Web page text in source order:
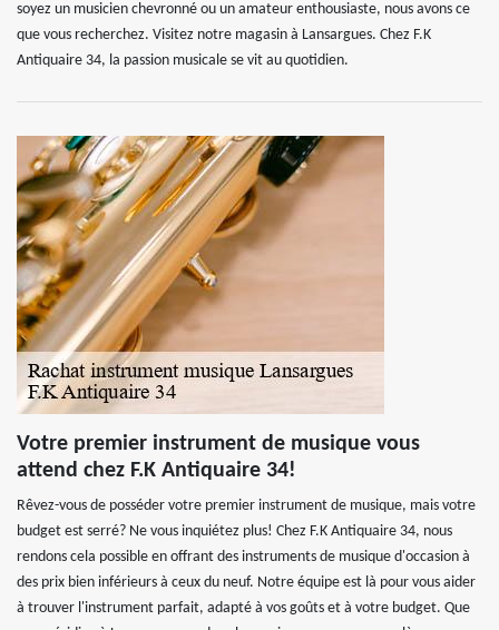
soyez un musicien chevronné ou un amateur enthousiaste, nous avons ce
que vous recherchez. Visitez notre magasin à Lansargues. Chez F.K
Antiquaire 34, la passion musicale se vit au quotidien.
Votre premier instrument de musique vous
attend chez F.K Antiquaire 34!
Rêvez-vous de posséder votre premier instrument de musique, mais votre
budget est serré? Ne vous inquiétez plus! Chez F.K Antiquaire 34, nous
rendons cela possible en offrant des instruments de musique d'occasion à
des prix bien inférieurs à ceux du neuf. Notre équipe est là pour vous aider
à trouver l'instrument parfait, adapté à vos goûts et à votre budget. Que